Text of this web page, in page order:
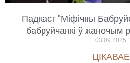
Падкаст “Міфічны
бабруйчанкі ў жаночым
03.09.2025
ЦІКАВАЕ